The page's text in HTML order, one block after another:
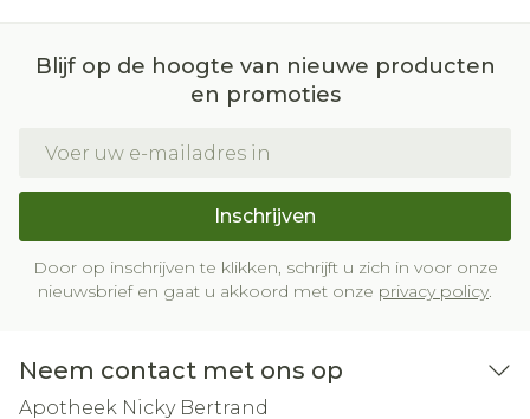
Blijf op de hoogte van nieuwe producten
en promoties
Inschrijven
Door op inschrijven te klikken, schrijft u zich in voor onze
nieuwsbrief en gaat u akkoord met onze privacy policy.
Neem contact met ons op
Apotheek Nicky Bertrand